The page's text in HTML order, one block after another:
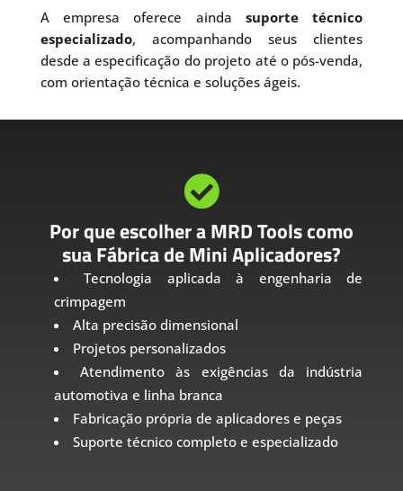
A empresa oferece ainda suporte técnico
especializado, acompanhando seus clientes
desde a especificação do projeto até o pós-venda,
com orientação técnica e soluções ágeis.

Por que escolher a MRD Tools como
sua Fábrica de Mini Aplicadores?
Tecnologia aplicada à engenharia de
crimpagem
Alta precisão dimensional
Projetos personalizados
Atendimento às exigências da indústria
automotiva e linha branca
Fabricação própria de aplicadores e peças
Suporte técnico completo e especializado